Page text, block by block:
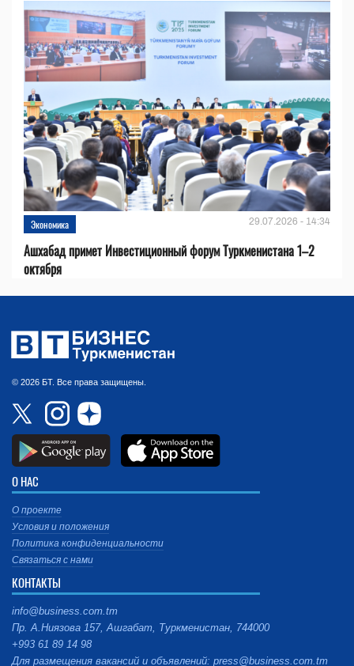
Экономика 29.07.2026 - 14:34
Ашхабад примет Инвестиционный форум Туркменистана 1–2
октября
© 2026 БТ. Все права защищены.
О НАС
О проекте
Условия и положения
Политика конфиденциальности
Связаться с нами
КОНТАКТЫ
info@business.com.tm
Пр. А.Ниязова 157, Ашгабат, Туркменистан, 744000
+993 61 89 14 98
Для размещения вакансий и объявлений: press@business.com.tm